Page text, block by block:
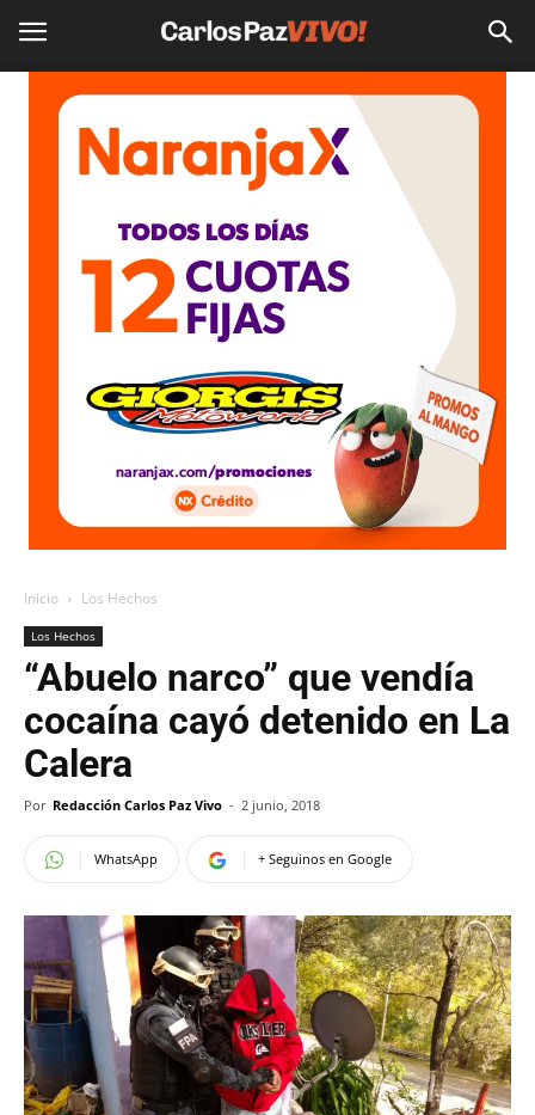
Inicio Los Hechos
Los Hechos
“Abuelo narco” que vendía
cocaína cayó detenido en La
Calera
Por Redacción Carlos Paz Vivo - 2 junio, 2018
WhatsApp + Seguinos en Google